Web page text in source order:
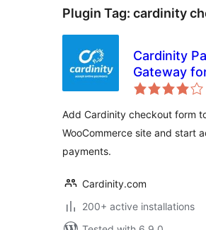
Plugin Tag: cardinity
Cardinity
Gateway
Add Cardinity checkout form
WooCommerce site and start
payments.
Cardinity.com
200+ active installations